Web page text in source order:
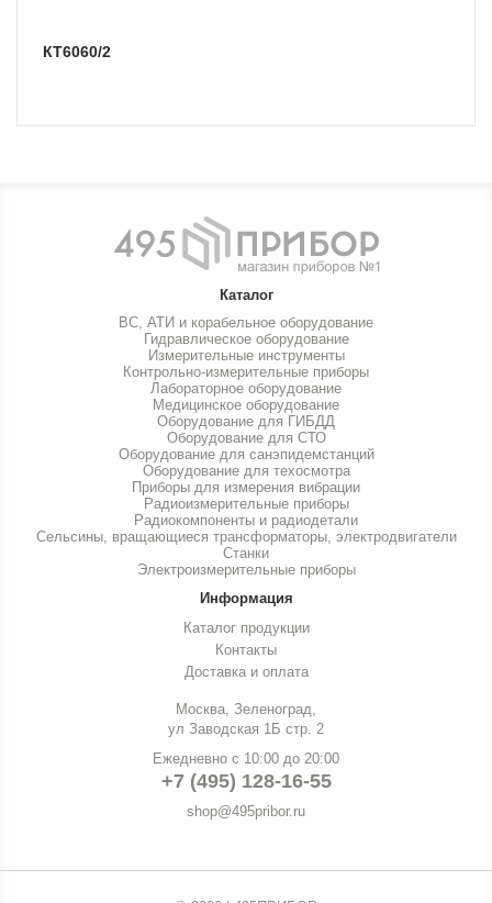
КТ6060/2
Каталог
ВС, АТИ и корабельное оборудование
Гидравлическое оборудование
Измерительные инструменты
Контрольно-измерительные приборы
Лабораторное оборудование
Медицинское оборудование
Оборудование для ГИБДД
Оборудование для СТО
Оборудование для санэпидемстанций
Оборудование для техосмотра
Приборы для измерения вибрации
Радиоизмерительные приборы
Радиокомпоненты и радиодетали
Сельсины, вращающиеся трансформаторы, электродвигатели
Станки
Электроизмерительные приборы
Информация
Каталог продукции
Контакты
Доставка и оплата
Москва, Зеленоград,
ул Заводская 1Б стр. 2
Ежедневно с 10:00 до 20:00
+7 (495) 128-16-55
shop@495pribor.ru